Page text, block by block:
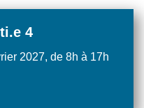
4
2027, de 8h à 17h